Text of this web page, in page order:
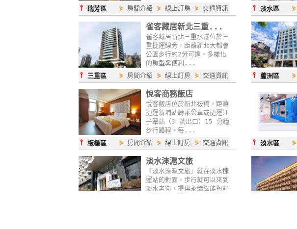
⫯瑞芳區 ⋟ 房間介紹 ⋟線上訂房 ⋟ 交通資訊 ⫯ 淡水區 ⋟
雀客藏居新北三重...
雀客藏居新北三重水漾位於三
重捷運線旁，距離新北大都會
公園步行約2分可達，多樣化
的房型與便利...
⫯ 三重區 ⋟ 房間介紹 ⋟線上訂房 ⋟ 交通資訊 ⫯ 蘆洲區 ⋟
悅客商務飯店
悅客飯店位於新北板橋，距離
捷運新埔站轉乘公車或捷運江
子翠站（3 號出口）15 分鐘
步行路程。每...
⫯板橋區 ⋟ 房間介紹 ⋟線上訂房 ⋟ 交通資訊 ⫯ 淡水區 ⋟
淡水淶滬文旅
『淡水淶滬文旅』就在淡水捷
運站的對面，步行就可以來到
淡水老街，提供永續綠能與舒